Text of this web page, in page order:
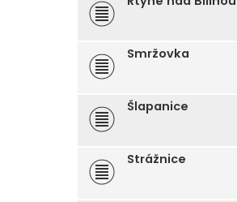
Smržovka
Šlapanice
Strážnice